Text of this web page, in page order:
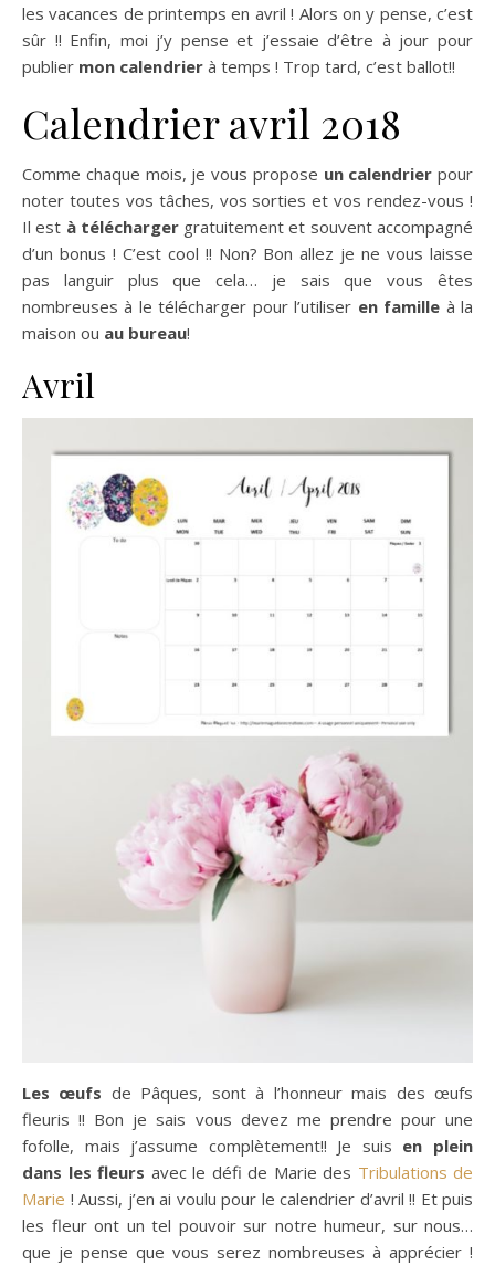
les vacances de printemps en avril ! Alors on y pense, c’est
sûr !! Enfin, moi j’y pense et j’essaie d’être à jour pour
publier mon calendrier à temps ! Trop tard, c’est ballot!!
Calendrier avril 2018
Comme chaque mois, je vous propose un calendrier pour
noter toutes vos tâches, vos sorties et vos rendez-vous !
Il est à téléchargergratuitement et souvent accompagné
d’un bonus ! C’est cool !! Non? Bon allez je ne vous laisse
pas languir plus que cela… je sais que vous êtes
nombreuses à le télécharger pour l’utiliser en famille à la
maison ou au bureau!
Avril
Les œufs de Pâques, sont à l’honneur mais des œufs
fleuris !! Bon je sais vous devez me prendre pour une
fofolle, mais j’assume complètement!! Je suis en plein
dans les fleurs avec le défi de Marie des Tribulations de
Marie ! Aussi, j’en ai voulu pour le calendrier d’avril !! Et puis
les fleur ont un tel pouvoir sur notre humeur, sur nous…
que je pense que vous serez nombreuses à apprécier !